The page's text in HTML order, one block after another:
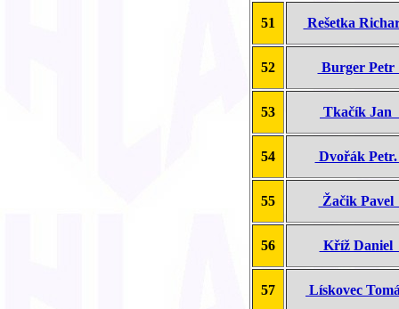
51 Rešetka
52 Burger
53 Tkačík Jan
54 Dvořák
55 Žačik
56 Kříž Daniel
57 Lískovec